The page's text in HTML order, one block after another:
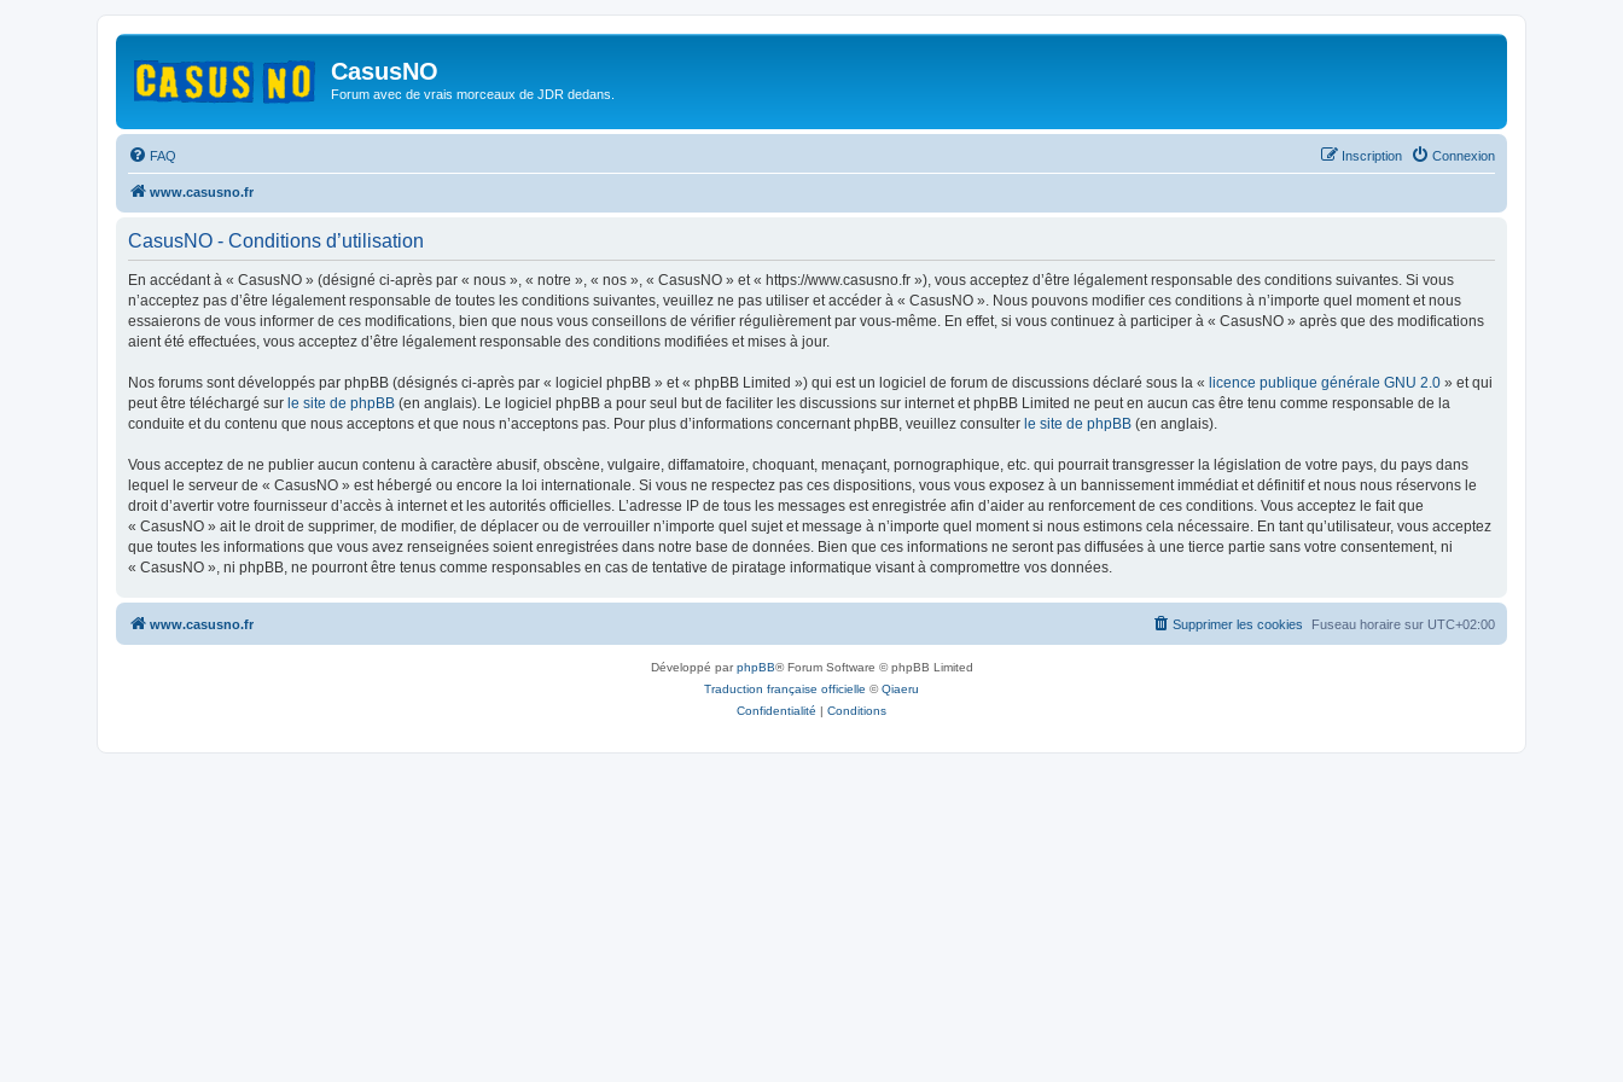
CasusNO
Forum avec de vrais morceaux de JDR dedans.
FAQ Connexion
Inscription
www.casusno.fr
CasusNO - Conditions d’utilisation
En accédant à « CasusNO » (désigné ci-après par « nous », « notre », « nos », « CasusNO » et « https://www.casusno.fr »), vous acceptez d’être légalement responsable des conditions suivantes. Si vous
n’acceptez pas d’être légalement responsable de toutes les conditions suivantes, veuillez ne pas utiliser et accéder à « CasusNO ». Nous pouvons modifier ces conditions à n’importe quel moment et nous
essaierons de vous informer de ces modifications, bien que nous vous conseillons de vérifier régulièrement par vous-même. En effet, si vous continuez à participer à « CasusNO » après que des modifications
aient été effectuées, vous acceptez d’être légalement responsable des conditions modifiées et mises à jour.
Nos forums sont développés par phpBB (désignés ci-après par « logiciel phpBB » et « phpBB Limited ») qui est un logiciel de forum de discussions déclaré sous la « licence publique générale GNU 2.0 » et qui
peut être téléchargé sur le site de phpBB (en anglais). Le logiciel phpBB a pour seul but de faciliter les discussions sur internet et phpBB Limited ne peut en aucun cas être tenu comme responsable de la
conduite et du contenu que nous acceptons et que nous n’acceptons pas. Pour plus d’informations concernant phpBB, veuillez consulter le site de phpBB (en anglais).
Vous acceptez de ne publier aucun contenu à caractère abusif, obscène, vulgaire, diffamatoire, choquant, menaçant, pornographique, etc. qui pourrait transgresser la législation de votre pays, du pays dans
lequel le serveur de « CasusNO » est hébergé ou encore la loi internationale. Si vous ne respectez pas ces dispositions, vous vous exposez à un bannissement immédiat et définitif et nous nous réservons le
droit d’avertir votre fournisseur d’accès à internet et les autorités officielles. L’adresse IP de tous les messages est enregistrée afin d’aider au renforcement de ces conditions. Vous acceptez le fait que
« CasusNO » ait le droit de supprimer, de modifier, de déplacer ou de verrouiller n’importe quel sujet et message à n’importe quel moment si nous estimons cela nécessaire. En tant qu’utilisateur, vous acceptez
que toutes les informations que vous avez renseignées soient enregistrées dans notre base de données. Bien que ces informations ne seront pas diffusées à une tierce partie sans votre consentement, ni
« CasusNO », ni phpBB, ne pourront être tenus comme responsables en cas de tentative de piratage informatique visant à compromettre vos données.
www.casusno.fr Fuseau horaire sur UTC+02:00
Supprimer les cookies
Développé parphpBB® Forum Software © phpBB Limited
Traduction française officielle ©Qiaeru
Confidentialité | Conditions